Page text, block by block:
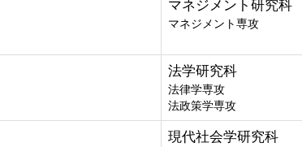
マネジメント研究科
マネジメント専攻
法学研究科
法律学専攻
法政策学専攻
現代社会学研究科